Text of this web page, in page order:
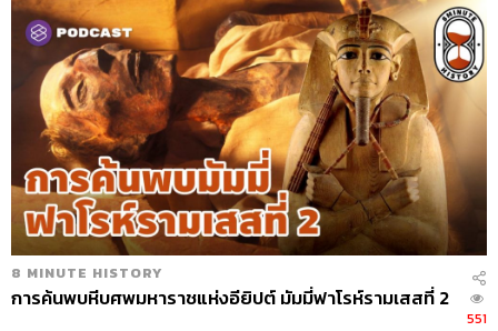
THE STANDARD PODCAST
ทีมงาน THE STANDARD PODCAST
8 MINUTE HISTORY
การค้นพบหีบศพมหาราชแห่งอียิปต์ มัมมี่ฟาโรห์รามเสสที่ 2
551